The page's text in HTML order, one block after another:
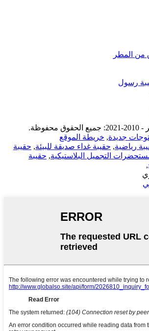
من المطر
رسول
جديدة, خريطة الموقع
رياضية, حقيبة غداء صديقة للبيئة, حقيبة
التجميل البلاستيكية, حقيبة
,